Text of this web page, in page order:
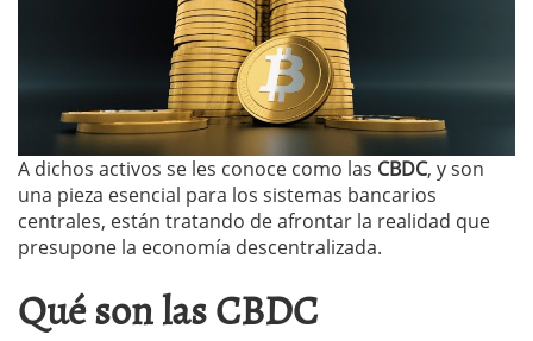
A dichos activos se les conoce como las CBDC, y son
una pieza esencial para los sistemas bancarios
centrales, están tratando de afrontar la realidad que
presupone la economía descentralizada.
Qué son las CBDC